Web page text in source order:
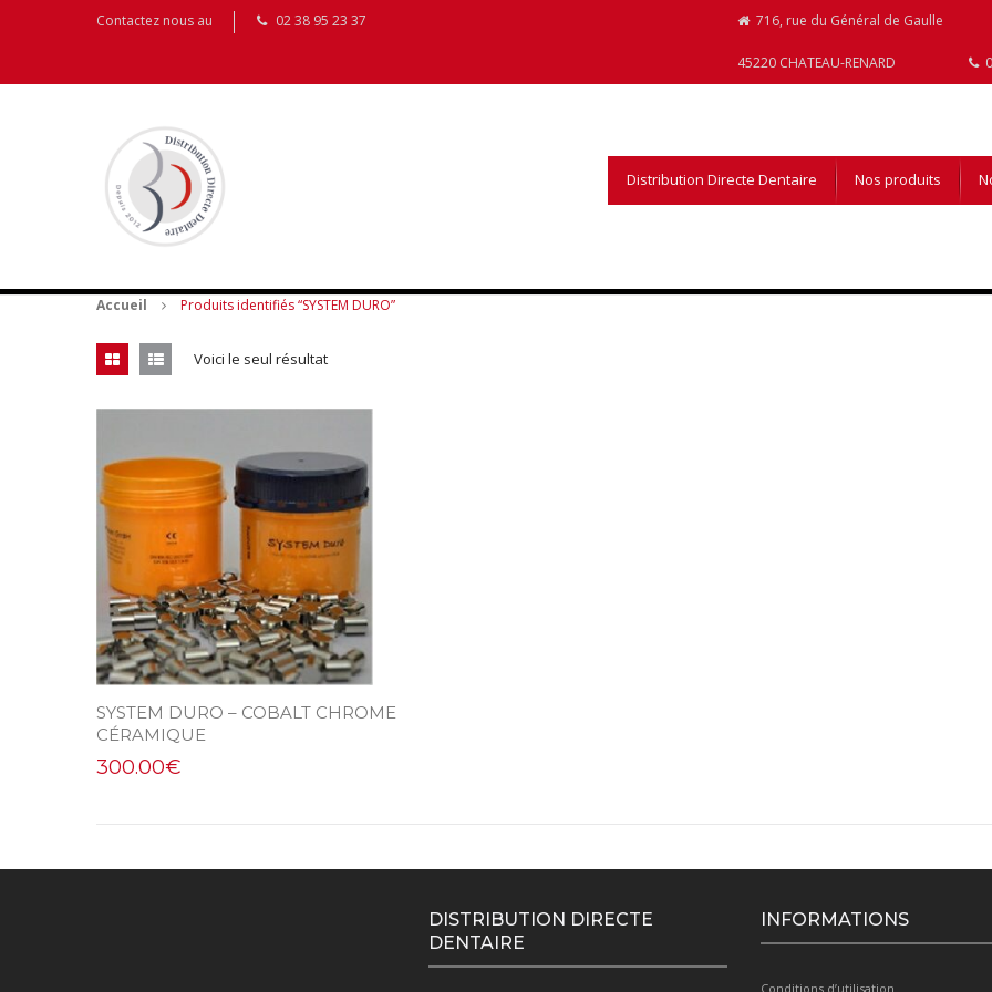
Contactez nous au 02 38 95 23 37 716, rue du Général de Gaulle
45220 CHATEAU-RENARD
Distribution Directe Dentaire Nos produits
Accueil Produits identifiés “SYSTEM DURO”
Voici le seul résultat
SYSTEM DURO – COBALT CHROME
CÉRAMIQUE
300.00€
DISTRIBUTION DIRECTE
DENTAIRE
INFORMATIONS
Conditions d’utilisation